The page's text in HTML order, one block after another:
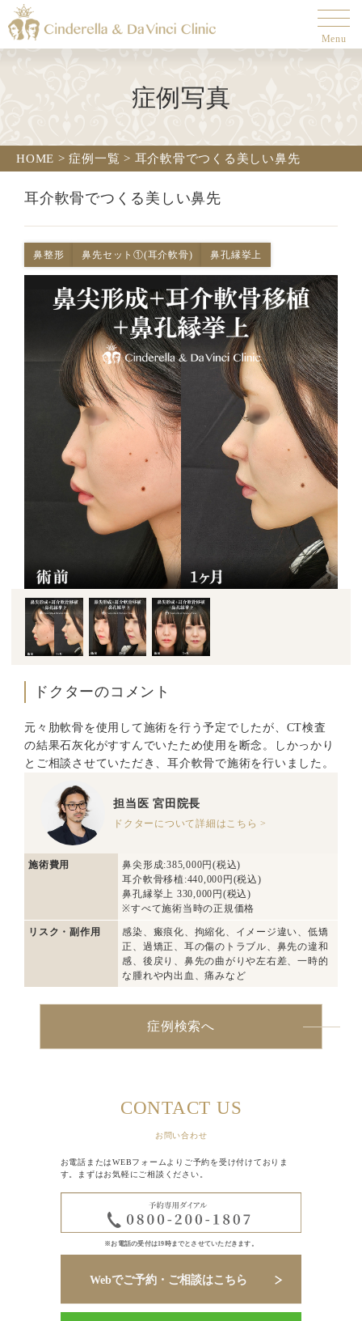
Menu
症例写真
HOME >症例一覧 > 耳介軟骨でつくる美しい鼻先
耳介軟骨でつくる美しい鼻先
鼻整形 鼻先セット①(耳介軟骨) 鼻孔縁挙上
ドクターのコメント
元々肋軟骨を使用して施術を行う予定でしたが、CT検査
の結果石灰化がすすんでいたため使用を断念。しかっかり
とご相談させていただき、耳介軟骨で施術を行いました。
担当医 宮田院長
ドクターについて詳細はこちら >
施術費用
鼻尖形成:385,000円(税込)
耳介軟骨移植:440,000円(税込)
鼻孔縁挙上 330,000円(税込)
※すべて施術当時の正規価格
リスク・副作用
感染、瘢痕化、拘縮化、イメージ違い、低矯
正、過矯正、耳の傷のトラブル、鼻先の違和
感、後戻り、鼻先の曲がりや左右差、一時的
な腫れや内出血、痛みなど
症例検索へ
CONTACT US
お問い合わせ
お電話またはWEBフォームよりご予約を受け付けておりま
す。まずはお気軽にご相談ください。
※お電話の受付は19時までとさせていただきます。